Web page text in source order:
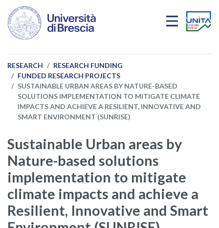
Skip to main content
RESEARCH
RESEARCH FUNDING
FUNDED RESEARCH PROJECTS
SUSTAINABLE URBAN AREAS BY NATURE-BASED
SOLUTIONS IMPLEMENTATION TO MITIGATE CLIMATE
IMPACTS AND ACHIEVE A RESILIENT, INNOVATIVE AND
SMART ENVIRONMENT (SUNRISE)
Sustainable Urban areas by
Nature-based solutions
implementation to mitigate
climate impacts and achieve a
Resilient, Innovative and Smart